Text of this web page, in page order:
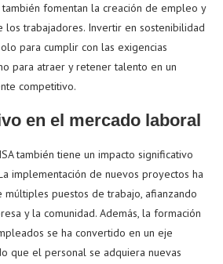
fomentan la creación de empleo y
los trabajadores. Invertir en sostenibilidad
para cumplir con las exigencias
para atraer y retener talento en un
competitivo.
en el mercado laboral
también tiene un impacto significativo
implementación de nuevos proyectos ha
puestos de trabajo, afianzando
y la comunidad. Además, la formación
se ha convertido en un eje
que el personal se adquiera nuevas